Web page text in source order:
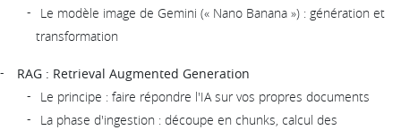
Le modèle image de Gemini (« Nano Banana ») : génération et
transformation
RAG : Retrieval Augmented Generation
Le principe : faire répondre l'IA sur vos propres documents
La phase d'ingestion : découpe en chunks, calcul des